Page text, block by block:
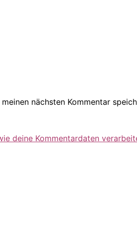
nächsten Kommentar
deine Kommentardaten